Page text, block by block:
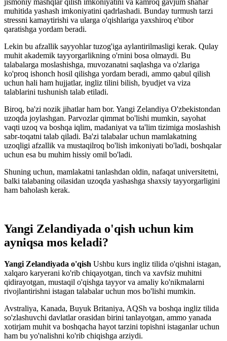
jismoniy mashqlar qilish imkoniyatini va kamroq gavjum shahar
muhitida yashash imkoniyatini qadrlashadi. Bunday turmush tarzi
stressni kamaytirishi va ularga o'qishlariga yaxshiroq e'tibor
qaratishga yordam beradi.
Lekin bu afzallik sayyohlar tuzog'iga aylantirilmasligi kerak. Qulay
muhit akademik tayyorgarlikning o'rnini bosa olmaydi. Bu
talabalarga moslashishga, muvozanatni saqlashga va o'zlariga
ko'proq ishonch hosil qilishga yordam beradi, ammo qabul qilish
uchun hali ham hujjatlar, ingliz tilini bilish, byudjet va viza
talablarini tushunish talab etiladi.
Biroq, ba'zi nozik jihatlar ham bor. Yangi Zelandiya O'zbekistondan
uzoqda joylashgan. Parvozlar qimmat bo'lishi mumkin, sayohat
vaqti uzoq va boshqa iqlim, madaniyat va ta'lim tizimiga moslashish
sabr-toqatni talab qiladi. Ba'zi talabalar uchun mamlakatning
uzoqligi afzallik va mustaqilroq bo'lish imkoniyati bo'ladi, boshqalar
uchun esa bu muhim hissiy omil bo'ladi.
Shuning uchun, mamlakatni tanlashdan oldin, nafaqat universitetni,
balki talabaning oilasidan uzoqda yashashga shaxsiy tayyorgarligini
ham baholash kerak.
Yangi Zelandiyada o'qish uchun kim
ayniqsa mos keladi?
Yangi Zelandiyada o'qish Ushbu kurs ingliz tilida o'qishni istagan,
xalqaro karyerani ko'rib chiqayotgan, tinch va xavfsiz muhitni
qidirayotgan, mustaqil o'qishga tayyor va amaliy ko'nikmalarni
rivojlantirishni istagan talabalar uchun mos bo'lishi mumkin.
Avstraliya, Kanada, Buyuk Britaniya, AQSh va boshqa ingliz tilida
so'zlashuvchi davlatlar orasidan birini tanlayotgan, ammo yanada
xotirjam muhit va boshqacha hayot tarzini topishni istaganlar uchun
ham bu yo'nalishni ko'rib chiqishga arziydi.